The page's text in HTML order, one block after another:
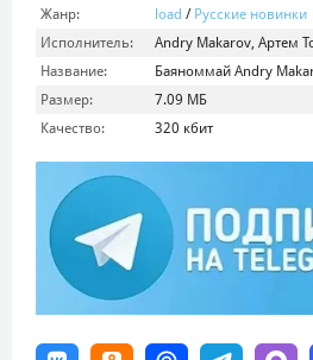
Жанр: load / Русские новинки
Исполнитель:
Andry Makarov, Артем
Название:
Баяноммай Andry
Размер:
7.09 МБ
Качество:
320 кбит